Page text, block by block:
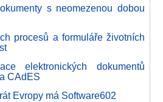
s neomezenou dobou
procesů a formuláře životních
elektronických dokumentů
CAdES
Evropy má Software602